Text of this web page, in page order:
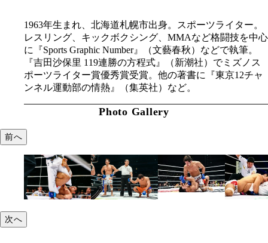
1963年生まれ、北海道札幌市出身。スポーツライター。
レスリング、キックボクシング、MMAなど格闘技を中心
に『Sports Graphic Number』（文藝春秋）などで執筆。
『吉田沙保里 119連勝の方程式』（新潮社）でミズノス
ポーツライター賞優秀賞受賞。他の著書に『東京12チャ
ンネル運動部の情熱』（集英社）など。
Photo Gallery
前へ
次へ